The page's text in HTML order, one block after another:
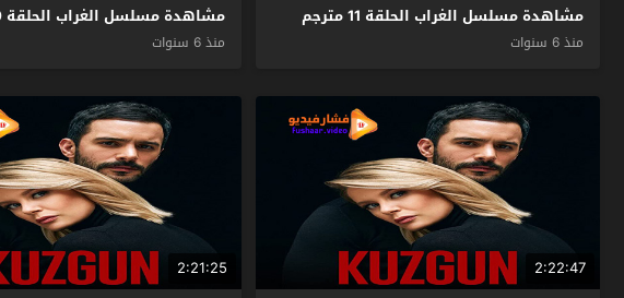
مشاهدة مسلسل الغراب الحلقة 11 مترجم
منذ 6 سنوات
مشاهدة مسلسل الغراب الحلقة 10 مترجم
منذ 6 سنوات
2:22:47
2:21:25